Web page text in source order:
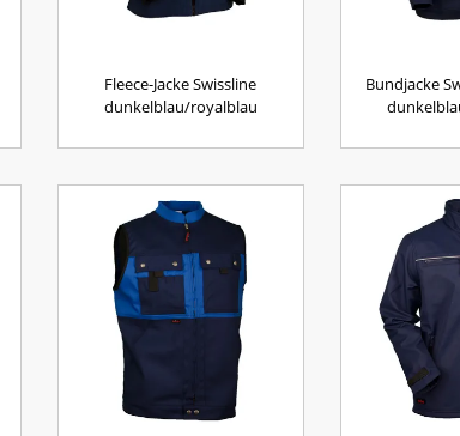
Fleece-Jacke Swissline
dunkelblau/royalblau
Bundjacke